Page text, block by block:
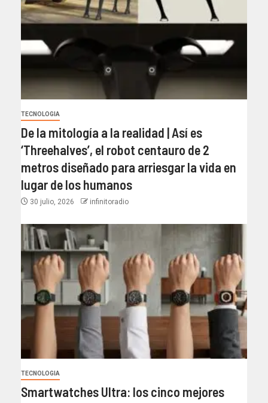
TECNOLOGIA
De la mitología a la realidad | Así es
‘Threehalves’, el robot centauro de 2
metros diseñado para arriesgar la vida en
lugar de los humanos
30 julio, 2026 infinitoradio
TECNOLOGIA
Smartwatches Ultra: los cinco mejores